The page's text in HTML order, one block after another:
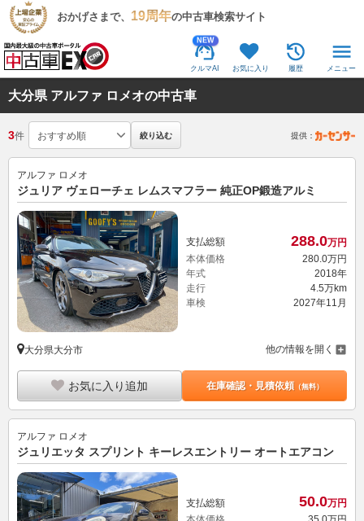
おかげさまで、 19周年の中古車検索サイト
NEW
クルマAI お気に入り 履歴 メニュー
大分県 アルファ ロメオの中古車
3件 絞り込む 提供：
アルファ ロメオ
ジュリア ヴェローチェ レムスマフラー 純正OP鍛造アルミ
支払総額 288.0万円
本体価格
280. 0万円
年式
2018年
走行
4.5万km
車検
2027年11月
大分県大分市 他の情報を開く
お気に入り追加 在庫確認・見積依頼（無料）
アルファ ロメオ
ジュリエッタ スプリント キーレスエントリー オートエアコン
支払総額 50.0万円